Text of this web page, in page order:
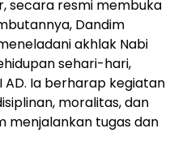
secara resmi membuka
Dandim
akhlak Nabi
sehari-hari,
Ia berharap kegiatan
moralitas, dan
menjalankan tugas dan